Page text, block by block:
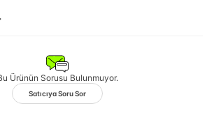
Ürünün Sorusu Bulunmuyor.
Satıcıya Soru Sor